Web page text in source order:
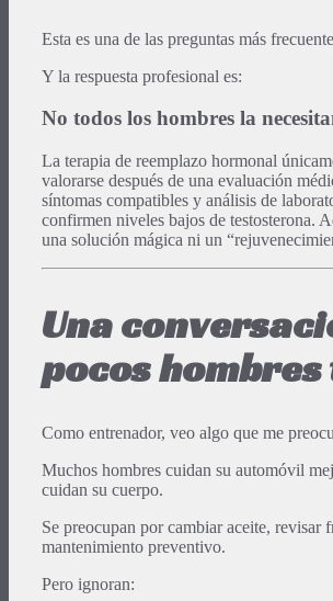
Esta es una de las preguntas más
Y la respuesta profesional es:
No todos los hombres la
La terapia de reemplazo hormonal
valorarse después de una evaluación
síntomas compatibles y análisis de
confirmen niveles bajos de testosterona.
una solución mágica ni un
Una
pocos
Como entrenador, veo algo que me
Muchos hombres cuidan su automóvil
cuidan su cuerpo.
Se preocupan por cambiar aceite, revisar
mantenimiento preventivo.
Pero ignoran: